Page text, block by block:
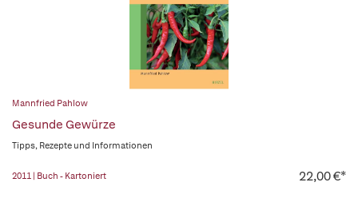
Mannfried Pahlow
Gesunde Gewürze
Tipps, Rezepte und Informationen
2011 | Buch - Kartoniert 22,00 €*